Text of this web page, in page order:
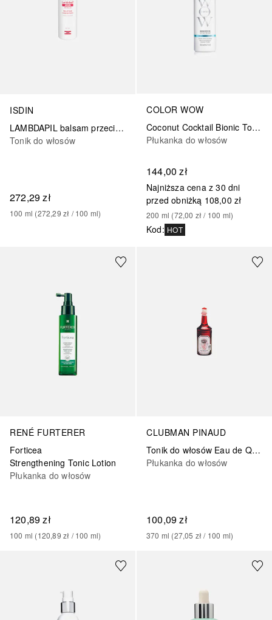
ISDIN
LAMBDAPIL balsam przeciw wypadaniu włosów
Tonik do włosów
272,29 zł
100 ml (272,29 zł / 100 ml)
COLOR WOW
Coconut Cocktail Bionic Tonic
Płukanka do włosów
144,00 zł
Najniższa cena z 30 dni
przed obniżką 108,00 zł
200 ml (72,00 zł / 100 ml)
Kod: HOT
RENÉ FURTERER
Forticea
Strengthening Tonic Lotion
Płukanka do włosów
120,89 zł
100 ml (120,89 zł / 100 ml)
CLUBMAN PINAUD
Tonik do włosów Eau de Quinine
Płukanka do włosów
100,09 zł
370 ml (27,05 zł / 100 ml)